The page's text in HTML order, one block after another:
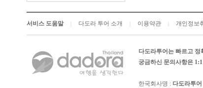
서비스 도움말 다도라 투어 소개 이용약관 개인정보
다도라투어는 빠르고
궁금하신 문의사항은
한국회사명 : 다도라투어